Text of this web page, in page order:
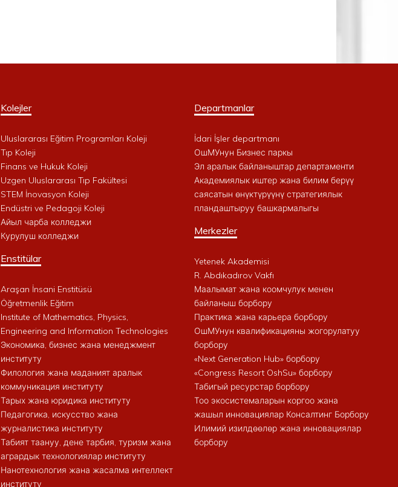
Kolejler
Uluslararası Eğitim Programları Koleji
Tıp Koleji
Finans ve Hukuk Koleji
Uzgen Uluslararası Tıp Fakültesi
STEM İnovasyon Koleji
Endüstri ve Pedagoji Koleji
Айыл чарба колледжи
Курулуш колледжи
Enstitülar
Araşan İnsani Enstitüsü
Öğretmenlik Eğitim
Institute of Mathematics, Physics,
Engineering and Information Technologies
Экономика, бизнес жана менеджмент
институту
Филология жана маданият аралык
коммуникация институту
Тарых жана юридика институту
Педагогика, искусство жана
журналистика институту
Табият таануу, дене тарбия, туризм жана
агрардык технологиялар институту
Нанотехнология жана жасалма интеллект
институту
Departmanlar
İdari İşler departmanı
ОшМУнун Бизнес паркы
Эл аралык байланыштар департаменти
Академиялык иштер жана билим берүү
саясатын өнүктүрүүнү стратегиялык
пландаштыруу башкармалыгы
Merkezler
Yetenek Akademisi
R. Abdıkadırov Vakfı
Маалымат жана коомчулук менен
байланыш борбору
Практика жана карьера борбору
ОшМУнун квалификацияны жогорулатуу
борбору
«Next Generation Hub» борбору
«Congress Resort OshSu» борбору
Табигый ресурстар борбору
Тоо экосистемаларын коргоо жана
жашыл инновациялар Консалтинг Борбору
Илимий изилдөөлөр жана инновациялар
борбору